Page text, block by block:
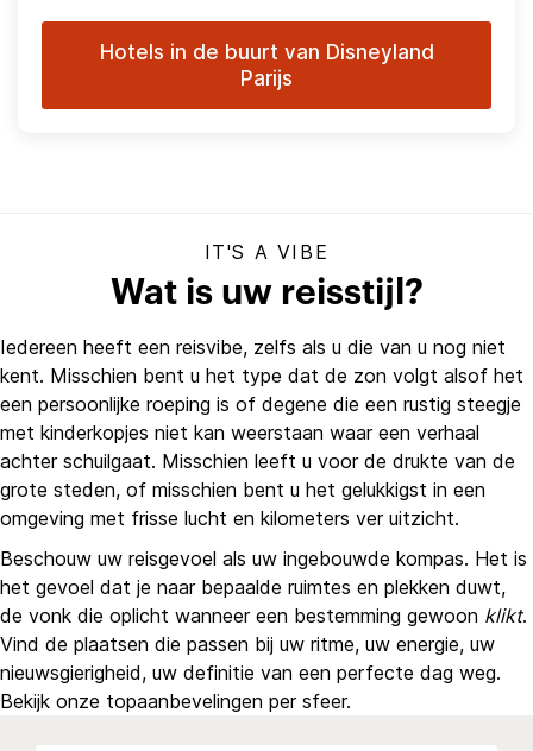
Hotels in de buurt van Disneyland
Parijs
IT'S A VIBE
Wat is uw reisstijl?
Iedereen heeft een reisvibe, zelfs als u die van u nog niet
kent. Misschien bent u het type dat de zon volgt alsof het
een persoonlijke roeping is of degene die een rustig steegje
met kinderkopjes niet kan weerstaan waar een verhaal
achter schuilgaat. Misschien leeft u voor de drukte van de
grote steden, of misschien bent u het gelukkigst in een
omgeving met frisse lucht en kilometers ver uitzicht.
Beschouw uw reisgevoel als uw ingebouwde kompas. Het is
het gevoel dat je naar bepaalde ruimtes en plekken duwt,
de vonk die oplicht wanneer een bestemming gewoon klikt.
Vind de plaatsen die passen bij uw ritme, uw energie, uw
nieuwsgierigheid, uw definitie van een perfecte dag weg.
Bekijk onze topaanbevelingen per sfeer.